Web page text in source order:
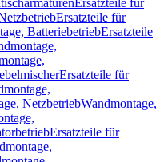
Ersatzteile für
Ersatzteile für
BatteriebetriebErsatzteile
Ersatzteile für
NetzbetriebWandmontage,
Ersatzteile für